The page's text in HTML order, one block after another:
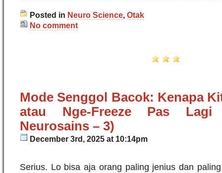
Posted in Neuro Science, Otak
No comment
Mode Senggol Bacok: Kenapa
atau Nge-Freeze Pas
Neurosains – 3)
December 3rd, 2025 at 10:14pm
Serius. Lo bisa aja orang paling jenius dan